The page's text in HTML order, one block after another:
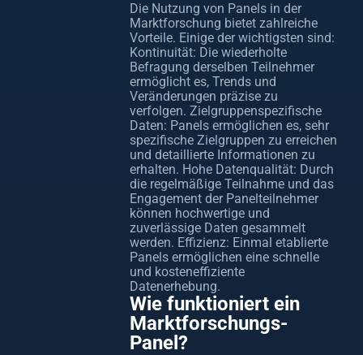
Die Nutzung von Panels in der
Marktforschung bietet zahlreiche
Vorteile. Einige der wichtigsten sind:
Kontinuität: Die wiederholte
Befragung derselben Teilnehmer
ermöglicht es, Trends und
Veränderungen präzise zu
verfolgen. Zielgruppenspezifische
Daten: Panels ermöglichen es, sehr
spezifische Zielgruppen zu erreichen
und detaillierte Informationen zu
erhalten. Hohe Datenqualität: Durch
die regelmäßige Teilnahme und das
Engagement der Panelteilnehmer
können hochwertige und
zuverlässige Daten gesammelt
werden. Effizienz: Einmal etablierte
Panels ermöglichen eine schnelle
und kosteneffiziente
Datenerhebung.
Wie funktioniert ein
Marktforschungs-
Panel?